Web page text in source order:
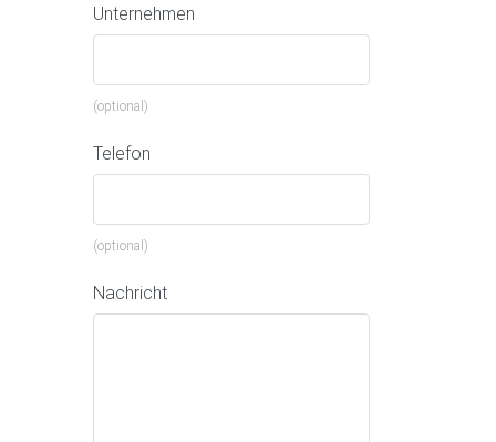
Unternehmen
(optional)
Telefon
(optional)
Nachricht